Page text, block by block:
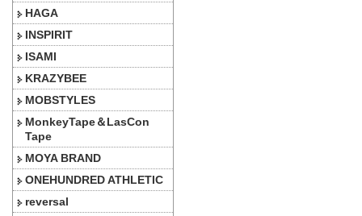
HAGA
INSPIRIT
ISAMI
KRAZYBEE
MOBSTYLES
MonkeyTape＆LasCon
Tape
MOYA BRAND
ONEHUNDRED ATHLETIC
reversal